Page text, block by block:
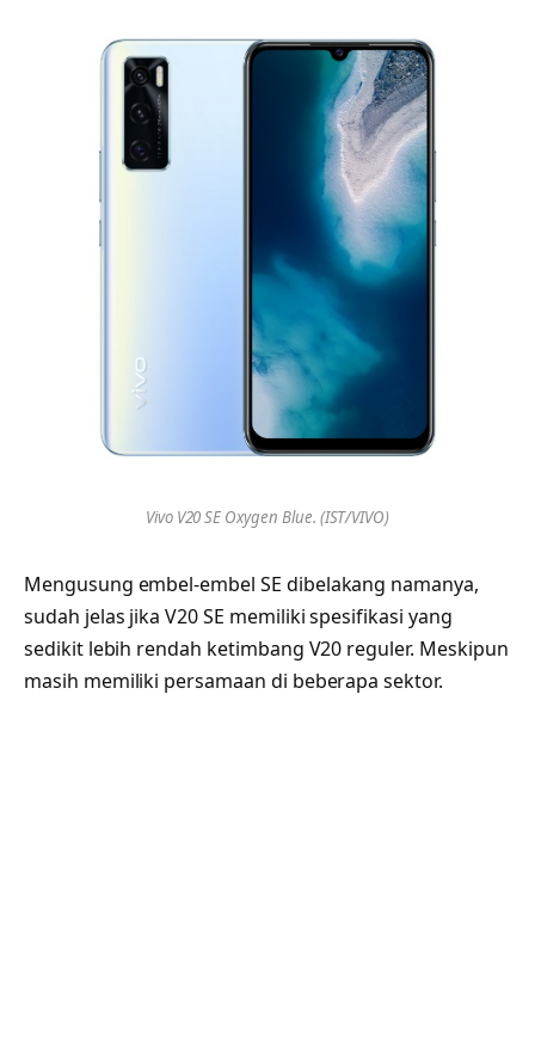
Vivo V20 SE Oxygen Blue. (IST/VIVO)
Mengusung embel-embel SE dibelakang namanya,
sudah jelas jika V20 SE memiliki spesifikasi yang
sedikit lebih rendah ketimbang V20 reguler. Meskipun
masih memiliki persamaan di beberapa sektor.